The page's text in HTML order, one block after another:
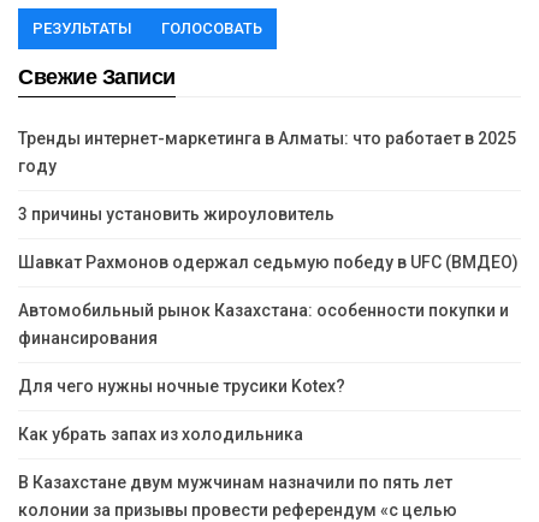
РЕЗУЛЬТАТЫ ГОЛОСОВАТЬ
Свежие Записи
Тренды интернет-маркетинга в Алматы: что работает в 2025
году
3 причины установить жироуловитель
Шавкат Рахмонов одержал седьмую победу в UFC (ВМДЕО)
Автомобильный рынок Казахстана: особенности покупки и
финансирования
Для чего нужны ночные трусики Kotex?
Как убрать запах из холодильника
В Казахстане двум мужчинам назначили по пять лет
колонии за призывы провести референдум «с целью